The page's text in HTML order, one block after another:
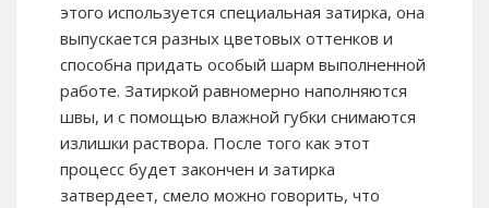
этого используется специальная затирка, она
выпускается разных цветовых оттенков и
способна придать особый шарм выполненной
работе. Затиркой равномерно наполняются
швы, и с помощью влажной губки снимаются
излишки раствора. После того как этот
процесс будет закончен и затирка
затвердеет, смело можно говорить, что